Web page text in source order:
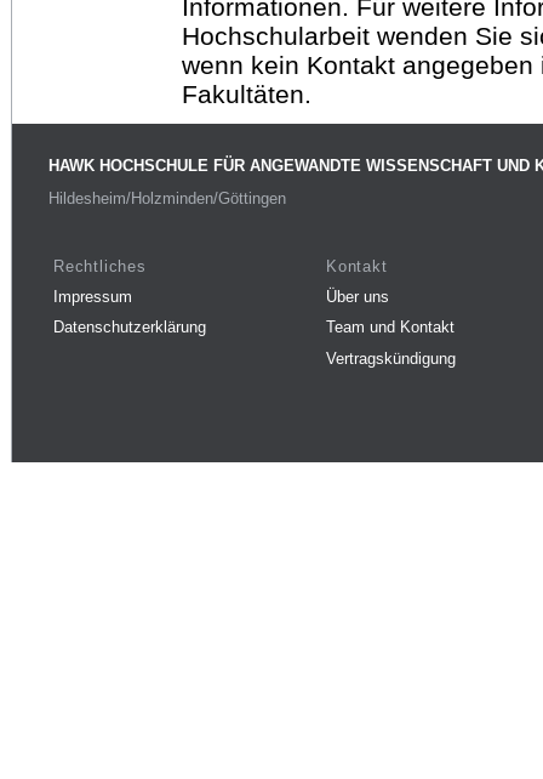
Informationen. Für weitere
Hochschularbeit wenden Sie
wenn kein Kontakt
Fakultäten.
HAWK HOCHSCHULE FÜR ANGEWANDTE WISSENSCHAFT UND
Hildesheim/Holzminden/Göttingen
Rechtliches
Impressum
Datenschutzerklärung
Kontakt
Über uns
Team und Kontakt
Vertragskündigung